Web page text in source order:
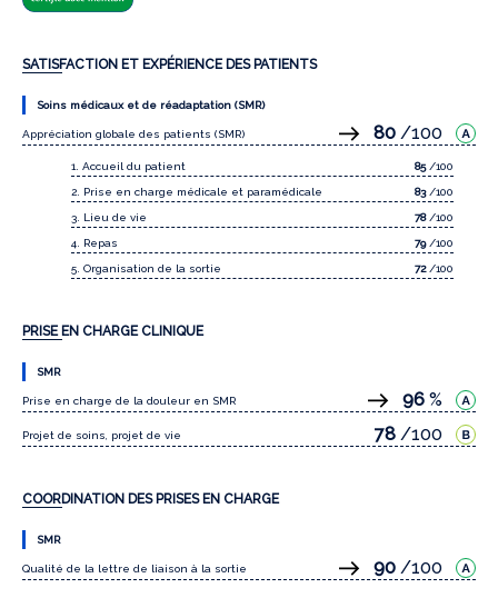
SATISFACTION ET EXPÉRIENCE DES PATIENTS
Soins médicaux et de réadaptation (SMR)
Appréciation globale des patients (SMR) 80 /100
1. Accueil du patient 85/100
2. Prise en charge médicale et paramédicale 83/100
3. Lieu de vie 78/100
4. Repas 79/100
5. Organisation de la sortie 72/100
PRISE EN CHARGE CLINIQUE
SMR
Prise en charge de la douleur en SMR 96 %
Projet de soins, projet de vie 78 /100
COORDINATION DES PRISES EN CHARGE
SMR
Qualité de la lettre de liaison à la sortie 90 /100